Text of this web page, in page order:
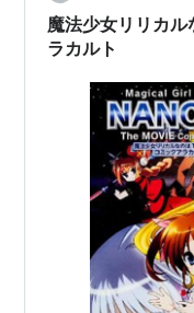
魔法少女リリカ
ラカルト